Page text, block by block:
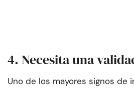
4. Necesita una
Uno de los mayores signos de